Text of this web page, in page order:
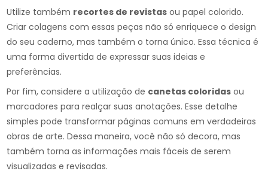
Utilize também recortes de revistas ou papel colorido.
Criar colagens com essas peças não só enriquece o design
do seu caderno, mas também o torna único. Essa técnica é
uma forma divertida de expressar suas ideias e
preferências.
Por fim, considere a utilização de canetas coloridas ou
marcadores para realçar suas anotações. Esse detalhe
simples pode transformar páginas comuns em verdadeiras
obras de arte. Dessa maneira, você não só decora, mas
também torna as informações mais fáceis de serem
visualizadas e revisadas.